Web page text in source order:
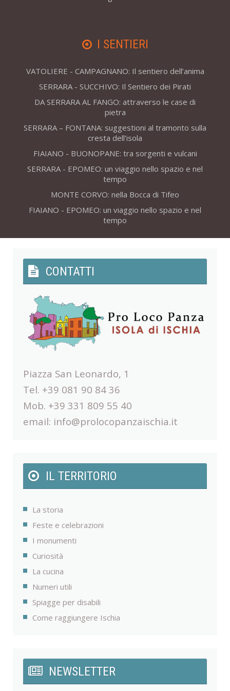
I SENTIERI
VATOLIERE - CAMPAGNANO: Il sentiero dell’anima
SERRARA - SUCCHIVO: Il Sentiero dei Pirati
DA SERRARA AL FANGO: attraverso le case di
pietra
SERRARA – FONTANA: suggestioni al tramonto sulla
cresta dell’isola
FIAIANO - BUONOPANE: tra sorgenti e vulcani
SERRARA - EPOMEO: un viaggio nello spazio e nel
tempo
MONTE CORVO: nella Bocca di Tifeo
FIAIANO - EPOMEO: un viaggio nello spazio e nel
tempo
CONTATTI
Piazza San Leonardo, 1
Tel. +39 081 90 84 36
Mob. +39 331 809 55 40
email: info@prolocopanzaischia.it
IL TERRITORIO
La storia
Feste e celebrazioni
I monumenti
Curiosità
La cucina
Numeri utili
Spiagge per disabili
Come raggiungere Ischia
NEWSLETTER